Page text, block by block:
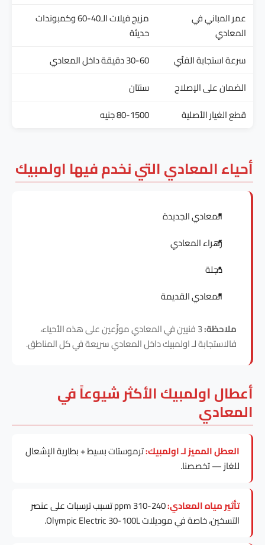
عمر المباني في
المعادي
مزيج فيلات الـ40-60 وكمبوندات
حديثة
سرعة استجابة الفنّي
30-60 دقيقة داخل المعادي
الضمان على الإصلاح
سنتان
قطع الغيار الأصلية
80-1500 جنيه
أحياء المعادي التي نخدم فيها اولمبيك
المعادي الجديدة
زهراء المعادي
دجلة
المعادي القديمة
ملاحظة: 3 فنيين في المعادي موزّعين على هذه الأحياء،
فالاستجابة لـ اولمبيك داخل المعادي سريعة في كل المناطق.
أعطال اولمبيك الأكثر شيوعاً في
المعادي
العطل المميز لـ اولمبيك:ترموستات بسيط + بطارية الإشعال
للغاز — تخصصنا.
تأثير مياه المعادي:
240-310 ppm تسبب ترسبات على عنصر
التسخين، خاصة في موديلات Olympic Electric 30-100L.